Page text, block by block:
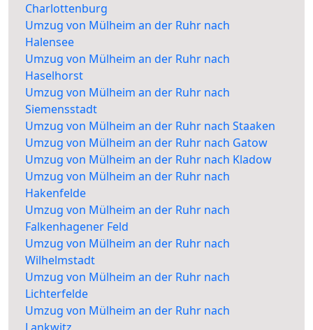
Charlottenburg
Umzug von Mülheim an der Ruhr nach
Halensee
Umzug von Mülheim an der Ruhr nach
Haselhorst
Umzug von Mülheim an der Ruhr nach
Siemensstadt
Umzug von Mülheim an der Ruhr nach Staaken
Umzug von Mülheim an der Ruhr nach Gatow
Umzug von Mülheim an der Ruhr nach Kladow
Umzug von Mülheim an der Ruhr nach
Hakenfelde
Umzug von Mülheim an der Ruhr nach
Falkenhagener Feld
Umzug von Mülheim an der Ruhr nach
Wilhelmstadt
Umzug von Mülheim an der Ruhr nach
Lichterfelde
Umzug von Mülheim an der Ruhr nach